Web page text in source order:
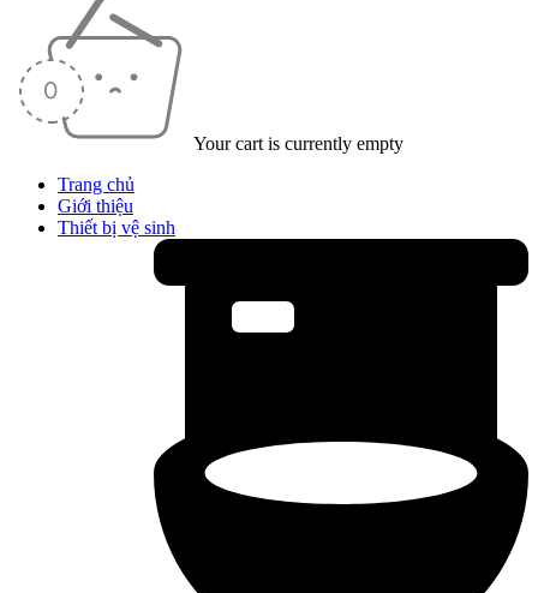
Your cart is currently empty
Trang chủ
Giới thiệu
Thiết bị vệ sinh